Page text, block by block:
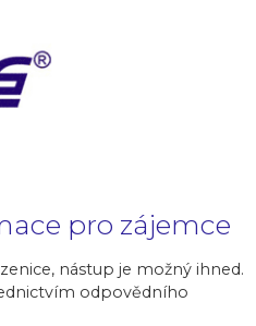
pro zájemce
nástup je možný ihned.
odpovědního